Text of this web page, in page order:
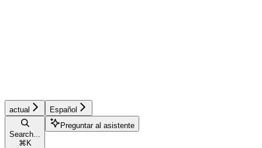
actual Español
Search...
⌘ K
Preguntar al asistente